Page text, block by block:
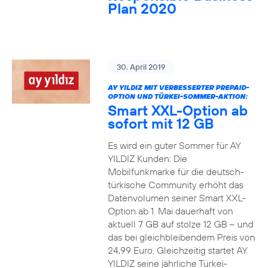
Plan 2020
30. April 2019
AY YILDIZ MIT VERBESSERTER PREPAID-
OPTION UND TÜRKEI-SOMMER-AKTION:
Smart XXL-Option ab
sofort mit 12 GB
Es wird ein guter Sommer für AY
YILDIZ Kunden: Die
Mobilfunkmarke für die deutsch-
türkische Community erhöht das
Datenvolumen seiner Smart XXL-
Option ab 1. Mai dauerhaft von
aktuell 7 GB auf stolze 12 GB – und
das bei gleichbleibendem Preis von
24,99 Euro. Gleichzeitig startet AY
YILDIZ seine jährliche Türkei-